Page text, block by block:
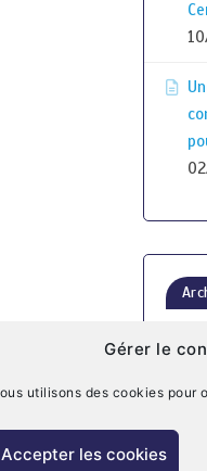
Gérer le
utilisons des cookies pour
Accepter les cookies